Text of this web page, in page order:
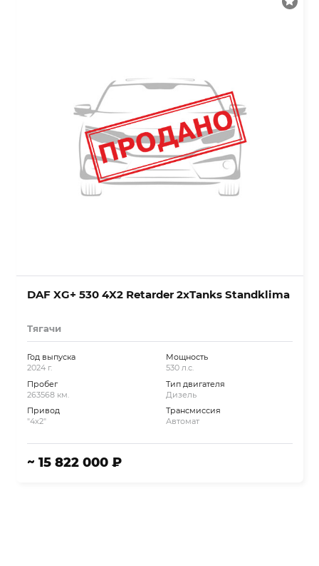
DAF XG+ 530 4X2 Retarder 2xTanks Standklima
Тягачи
Год выпуска
2024 г.
Пробег
263568 км.
Привод
"4x2"
Мощность
530 л.с.
Тип двигателя
Дизель
Трансмиссия
Автомат
~ 15 822 000 ₽